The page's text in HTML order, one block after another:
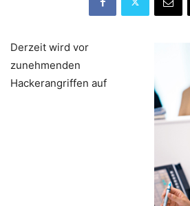
Derzeit wird vor
zunehmenden
Hackerangriffen auf